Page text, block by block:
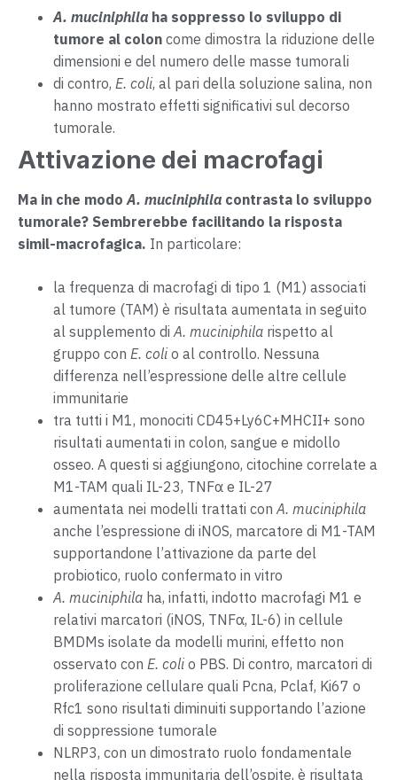
A. muciniphila ha soppresso lo sviluppo di
tumore al colon come dimostra la riduzione delle
dimensioni e del numero delle masse tumorali
di contro, E. coli, al pari della soluzione salina, non
hanno mostrato effetti significativi sul decorso
tumorale.
Attivazione dei macrofagi
Ma in che modoA. muciniphila contrasta lo sviluppo
tumorale? Sembrerebbe facilitando la risposta
simil-macrofagica. In particolare:
la frequenza di macrofagi di tipo 1 (M1) associati
al tumore (TAM) è risultata aumentata in seguito
al supplemento diA. muciniphila rispetto al
gruppo con E. coli o al controllo. Nessuna
differenza nell’espressione delle altre cellule
immunitarie
tra tutti i M1, monociti CD45+Ly6C+MHCII+ sono
risultati aumentati in colon, sangue e midollo
osseo. A questi si aggiungono, citochine correlate a
M1-TAM quali IL-23, TNFα e IL-27
aumentata nei modelli trattati conA. muciniphila
anche l’espressione di iNOS, marcatore di M1-TAM
supportandone l’attivazione da parte del
probiotico, ruolo confermato in vitro
A. muciniphila ha, infatti, indotto macrofagi M1 e
relativi marcatori (iNOS, TNFα, IL-6) in cellule
BMDMs isolate da modelli murini, effetto non
osservato con E. coli o PBS. Di contro, marcatori di
proliferazione cellulare quali Pcna, Pclaf, Ki67 o
Rfc1 sono risultati diminuiti supportando l’azione
di soppressione tumorale
NLRP3, con un dimostrato ruolo fondamentale
nella risposta immunitaria dell’ospite, è risultata